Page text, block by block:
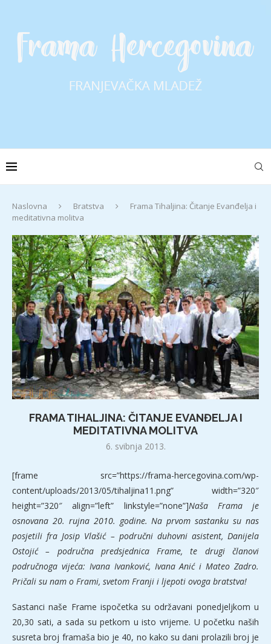
Naslovna Bratstva
Frama Tihaljina: Čitanje Evanđelja i
meditativna molitva
FRAMA TIHALJINA: ČITANJE EVANĐELJA I
MEDITATIVNA MOLITVA
6. svibnja 2013.
[frame src=”https://frama-hercegovina.com/wp-
content/uploads/2013/05/tihaljina11.png” width=”320″
height=”320″ align=”left” linkstyle=”none”]Naša Frama je
osnovana 20. rujna 2010. godine. Na prvom sastanku su nas
posjetili fra Josip Vlašić – područni duhovni asistent, Danijela
Ostojić – područna predsjednica Frame, te drugi članovi
područnoga vijeća: Ivana Ivanković, Ivana Anić i Mateo Zadro.
Pričali su nam o Frami, svetom Franji i ljepoti ovoga bratstva!
Sastanci naše Frame ispočetka su održavani ponedjeljkom u
20,30 sati, a sada su petkom u isto vrijeme. U početku naših
susreta broj framaša bio je 40, no kako su dani prolazili broj je